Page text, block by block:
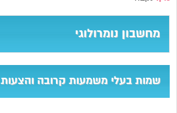
מחשבון נומרולוגי
שמות בעלי משמעות קרובה והצעות